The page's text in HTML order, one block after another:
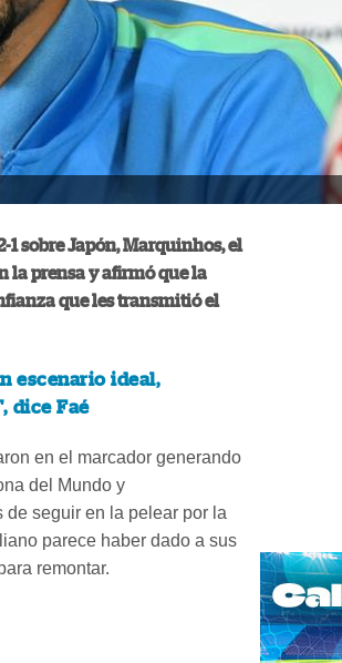
sobre Japón, Marquinhos, el
la prensa y afirmó que la
que les transmitió el
escenario ideal,
dice Faé
en el marcador generando
del Mundo y
seguir en la pelear por la
parece haber dado a sus
remontar.